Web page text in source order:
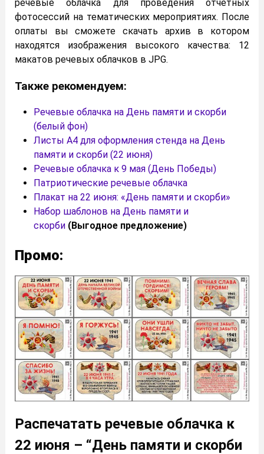
речевые облачка для проведения отчетных
фотосессий на тематических мероприятиях. После
оплаты вы сможете скачать архив в котором
находятся изображения высокого качества: 12
макатов речевых облачков в JPG.
Также рекомендуем:
Речевые облачка на День памяти и скорби
(белый фон)
Листы А4 для оформления стенда на День
памяти и скорби (22 июня)
Речевые облачка к 9 мая (День Победы)
Патриотические речевые облачка
Плакат на 22 июня: «День памяти и скорби»
Набор шаблонов на День памяти и
скорби (Выгодное предложение)
Промо:
Распечатать речевые облачка к
22 июня – “День памяти и скорби